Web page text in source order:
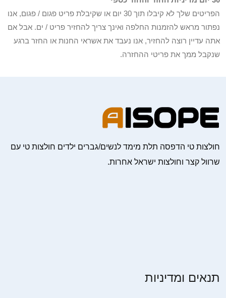
הפריטים שלך לא קיבלו תוך 30 יום או שקיבלת פריט פגום / פגום, אנו
נפתור מראש להזמנות החלפה ואינך צריך להחזיר פריט / ים. אבל אם
אתה עדיין רוצה להחזיר, אנו נעבד את אשראי החנות או החזר ברגע
שנקבל ממך את פריטי ההחזרה.
חולצות טי הדפסה תלת מימד לנשים/גברים ילדים חולצות טי עם
שרוול קצר וחולצות ישראל אחרות.
תנאים ומדיניות